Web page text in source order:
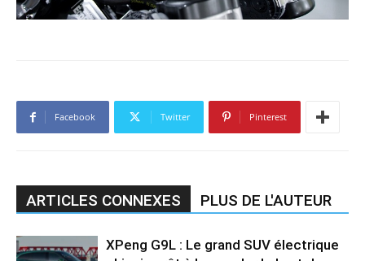
Facebook Twitter Pinterest
ARTICLES CONNEXES PLUS DE L'AUTEUR
XPeng G9L : Le grand SUV électrique